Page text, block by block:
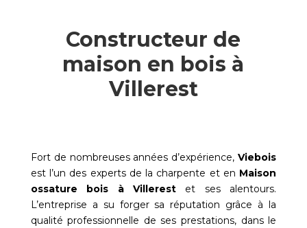
Constructeur de
maison en bois à
Villerest
Fort de nombreuses années d’expérience,Viebois
est l’un des experts de la charpente et en Maison
ossature bois à
Villerest et ses alentours.
L’entreprise a su forger sa réputation grâce à la
qualité professionnelle de ses prestations, dans le